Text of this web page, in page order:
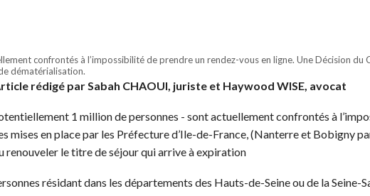
confrontés à l’impossibilité de prendre un rendez-vous en ligne. Une Décision
dématérialisation.
rédigé par Sabah CHAOUI, juriste et Haywood WISE, avocat
1 million de personnes - sont actuellement confrontés à
mises en place par les Préfecture d’Ile-de-France, (Nanterre et Bobigny
renouveler le titre de séjour qui arrive à expiration
résidant dans les départements des Hauts-de-Seine ou de la